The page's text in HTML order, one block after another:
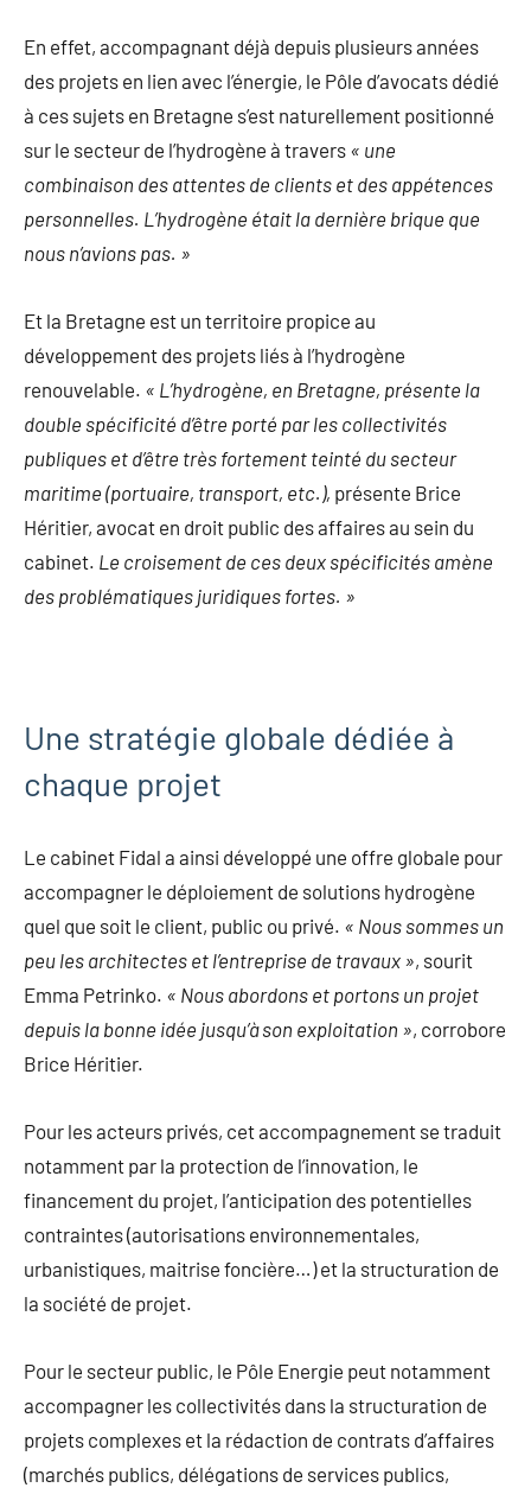
En effet, accompagnant déjà depuis plusieurs années
des projets en lien avec l’énergie, le Pôle d’avocats dédié
à ces sujets en Bretagne s’est naturellement positionné
sur le secteur de l’hydrogène à travers « une
combinaison des attentes de clients et des appétences
personnelles. L’hydrogène était la dernière brique que
nous n’avions pas. »
Et la Bretagne est un territoire propice au
développement des projets liés à l’hydrogène
renouvelable. « L’hydrogène, en Bretagne, présente la
double spécificité d’être porté par les collectivités
publiques et d’être très fortement teinté du secteur
maritime (portuaire, transport, etc.), présente Brice
Héritier, avocat en droit public des affaires au sein du
cabinet. Le croisement de ces deux spécificités amène
des problématiques juridiques fortes. »
Une stratégie globale dédiée à
chaque projet
Le cabinet Fidal a ainsi développé une offre globale pour
accompagner le déploiement de solutions hydrogène
quel que soit le client, public ou privé. « Nous sommes un
peu les architectes et l’entreprise de travaux », sourit
Emma Petrinko. « Nous abordons et portons un projet
depuis la bonne idée jusqu’à son exploitation », corrobore
Brice Héritier.
Pour les acteurs privés, cet accompagnement se traduit
notamment par la protection de l’innovation, le
financement du projet, l’anticipation des potentielles
contraintes (autorisations environnementales,
urbanistiques, maitrise foncière…) et la structuration de
la société de projet.
Pour le secteur public, le Pôle Energie peut notamment
accompagner les collectivités dans la structuration de
projets complexes et la rédaction de contrats d’affaires
(marchés publics, délégations de services publics,